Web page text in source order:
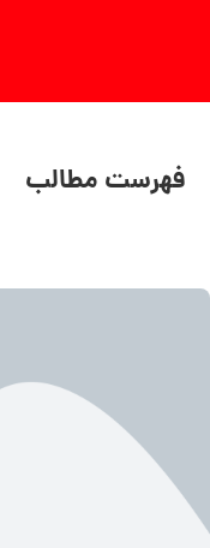
فهرست مطالب